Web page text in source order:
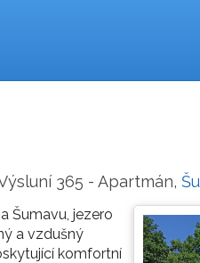
365 - Apartmán,
Šumavu, jezero
a vzdušný
komfortní